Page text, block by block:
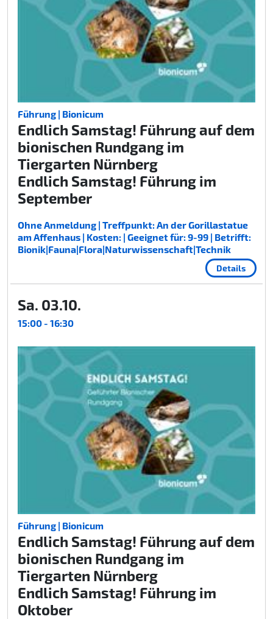
Führung | Bionicum
Endlich Samstag! Führung auf dem
bionischen Rundgang im
Tiergarten Nürnberg
Endlich Samstag! Führung im
September
Ohne Anmeldung | Treffpunkt: An der Gorillastatue
am Affenhaus | Kosten: | Geeignet für: 9-99 | Betrifft:
Bionik|Fauna|Flora|Naturwissenschaft|Technik
Details
Sa. 03.10.
15:00 - 16:30
Führung | Bionicum
Endlich Samstag! Führung auf dem
bionischen Rundgang im
Tiergarten Nürnberg
Endlich Samstag! Führung im
Oktober